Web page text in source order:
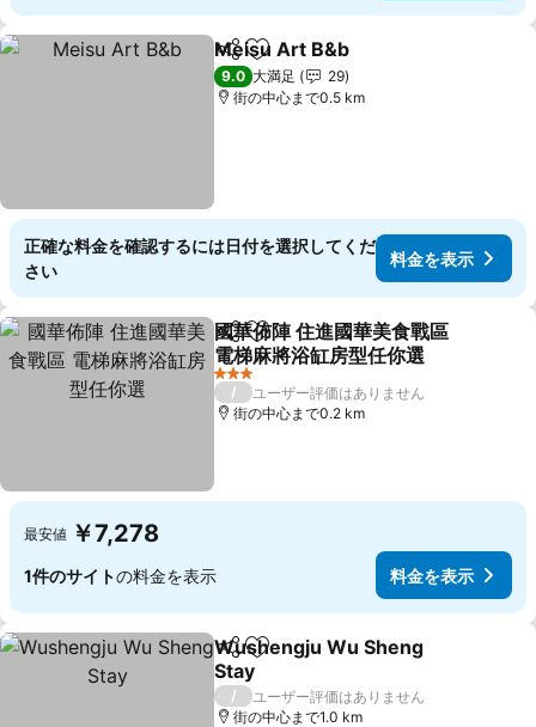
シェアお気に入りに追加
Meisu Art B&b
9.0 大満足
29
街の中心まで0.5 km
正確な料金を確認するには日付を選択してくだ
さい
料金を表示
シェアお気に入りに追加
國華佈陣 住進國華美食戰區
電梯麻將浴缸房型任你選
料金を表示
3 ホテルのランク
/
ユーザー評価はありません
街の中心まで0.2 km
最安値 ￥7,278
1件のサイトの料金を表示 料金を表示
シェアお気に入りに追加
Wushengju Wu Sheng
Stay
料金を表示
/
ユーザー評価はありません
街の中心まで1.0 km